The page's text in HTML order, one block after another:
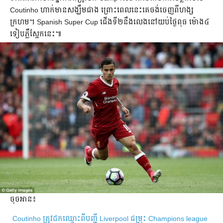
Coutinho ហាក់​មាន​សង្ឃឹម​ជាង ព្រោះ​ពេល​នេះ​​គេ​ចង់​ចេញ​ពី​ហង្ស
ក្រហម។ Spanish Super Cup ជើង​ទី​២​នឹង​លេង​នៅ​​យប់​ថ្ងៃ​​ពុធ ម៉ោង​​​៤​
ទៀបភ្លឺ​ស្អែក​នេះ​៕
ចុចអាន៖
Coutinho ត្រូវ​ដក​ឈ្មោះ​​ពី​បញ្ជី​ Liverpool ​ជម្រុះ​ Champions league